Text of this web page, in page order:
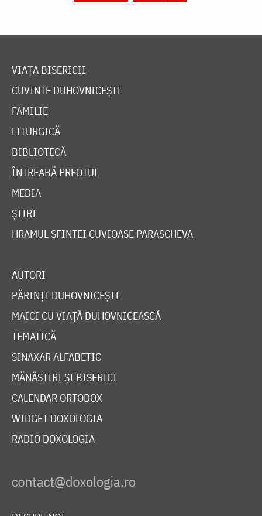
VIAȚA BISERICII
CUVINTE DUHOVNICEȘTI
FAMILIE
LITURGICĂ
BIBLIOTECĂ
ÎNTREABĂ PREOTUL
MEDIA
ȘTIRI
HRAMUL SFINTEI CUVIOASE PARASCHEVA
AUTORI
PĂRINȚI DUHOVNICEȘTI
MAICI CU VIAȚĂ DUHOVNICEASCĂ
TEMATICĂ
SINAXAR ALFABETIC
MĂNĂSTIRI ȘI BISERICI
CALENDAR ORTODOX
WIDGET DOXOLOGIA
RADIO DOXOLOGIA